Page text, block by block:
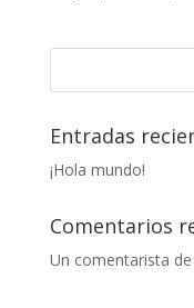
Entradas
¡Hola mundo!
Comentarios
Un comentarista